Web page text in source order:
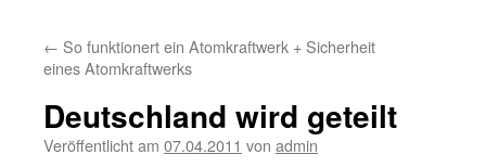
← So funktionert ein Atomkraftwerk + Sicherheit
eines Atomkraftwerks
Deutschland wird geteilt
Veröffentlicht am 07.04.2011 von admin